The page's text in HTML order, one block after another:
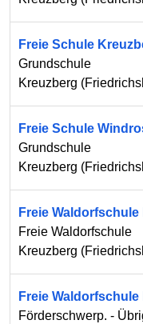
Freie Schule
Grundschule
Kreuzberg (
Freie Schule
Grundschule
Kreuzberg (
Freie
Freie Waldorfschule
Kreuzberg (
Freie
Förderschwerp. -